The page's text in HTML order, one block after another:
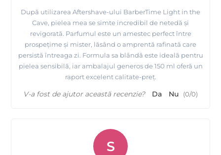
După utilizarea Aftershave-ului BarberTime Light in the
Cave, pielea mea se simte incredibil de netedă și
revigorată. Parfumul este un amestec perfect între
prospețime și mister, lăsând o amprentă rafinată care
persistă întreaga zi. Formula sa blândă este ideală pentru
pielea sensibilă, iar ambalajul generos de 150 ml oferă un
raport excelent calitate-preț.
V-a fost de ajutor această recenzie? Da Nu (0/0)
S